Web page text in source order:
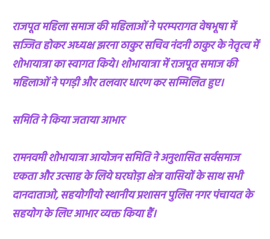
राजपूत महिला समाज की महिलाओं ने परम्परागत वेषभूषा में
सज्जित होकर अध्यक्ष झरना ठाकुर सचिव नंदनी ठाकुर के नेतृत्व में
शोभायात्रा का स्वागत किये। शोभायात्रा में राजपूत समाज की
महिलाओं ने पगड़ी और तलवार धारण कर सम्मिलित हुए।
समिति ने किया जताया आभार
रामनवमी शोभायात्रा आयोजन समिति ने अनुशासित सर्वसमाज
एकता और उत्साह के लिये घरघोड़ा क्षेत्र वासियों के साथ सभी
दानदाताओ, सहयोगीयो स्थानीय प्रशासन पुलिस नगर पंचायत के
सहयोग के लिए आभार व्यक्त किया हैं।